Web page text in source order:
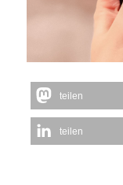
teilen
teilen